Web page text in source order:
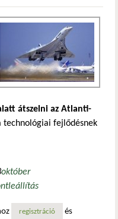
átszelni az Atlanti-
technológiai fejlődésnek
október
leállítás
tartalommal kapcsolatosan
regisztráció és